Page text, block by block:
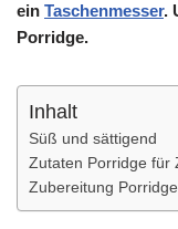
ein Taschenmesser.
Porridge.
Inhalt
Süß und sättigend
Zutaten Porridge für
Zubereitung